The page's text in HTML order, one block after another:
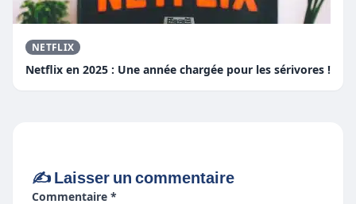
NETFLIX
Netflix en 2025 : Une année chargée pour les sérivores !
✍️ Laisser un commentaire
Commentaire *